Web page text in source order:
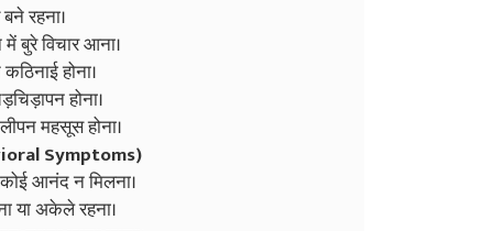
रहना।
बुरे विचार आना।
होना।
होना।
महसूस होना।
Symptoms)
आनंद न मिलना।
या अकेले रहना।